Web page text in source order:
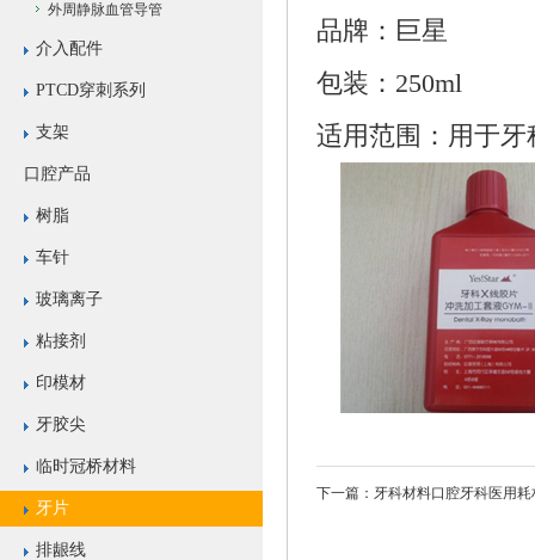
外周静脉血管导管
介入配件
PTCD穿刺系列
支架
口腔产品
树脂
车针
玻璃离子
粘接剂
印模材
牙胶尖
临时冠桥材料
牙片
排龈线
品牌：巨星
包装：250ml
适用范围：用于
下一篇： 牙科材料口腔牙科医用